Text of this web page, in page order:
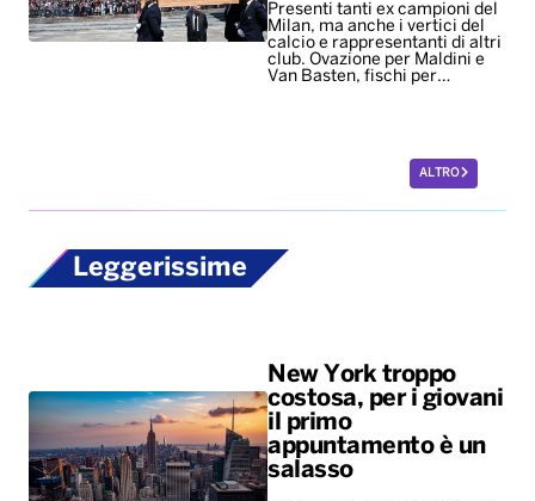
Presenti tanti ex campioni del
Milan, ma anche i vertici del
calcio e rappresentanti di altri
club. Ovazione per Maldini e
Van Basten, fischi per…
ALTRO
Leggerissime
New York troppo
costosa, per i giovani
il primo
appuntamento è un
salasso